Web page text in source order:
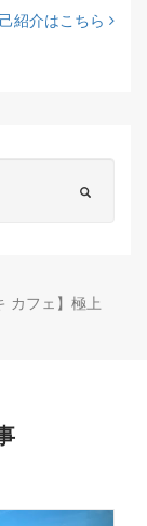
紹介はこちら
カフェ】極上